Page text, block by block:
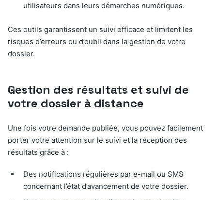
utilisateurs dans leurs démarches numériques.
Ces outils garantissent un suivi efficace et limitent les
risques d’erreurs ou d’oubli dans la gestion de votre
dossier.
Gestion des résultats et suivi de
votre dossier à distance
Une fois votre demande publiée, vous pouvez facilement
porter votre attention sur le suivi et la réception des
résultats grâce à :
Des notifications régulières par e-mail ou SMS
concernant l’état d’avancement de votre dossier.